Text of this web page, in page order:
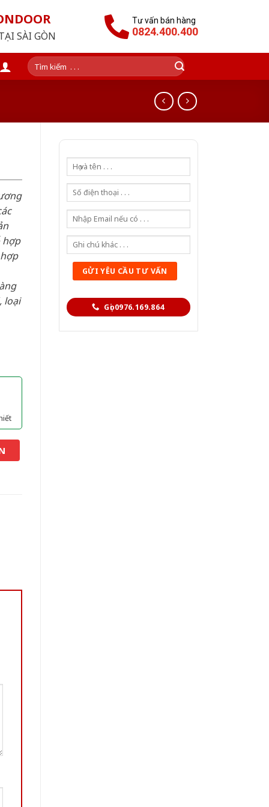
SÀI GÒN
Tư vấn bán hàng
0824.400.400
Tìm
kiếm:
Gọi 0976.169.864
hợp
loại